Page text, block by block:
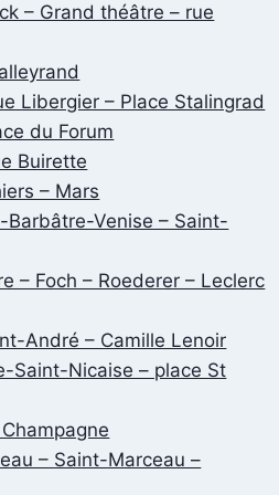
– Grand théâtre – rue
Libergier – Place Stalingrad
du Forum
Buirette
– Mars
Barbâtre-Venise – Saint-
– Foch – Roederer – Leclerc
André – Camille Lenoir
Saint-Nicaise – place St
– Saint-Marceau –